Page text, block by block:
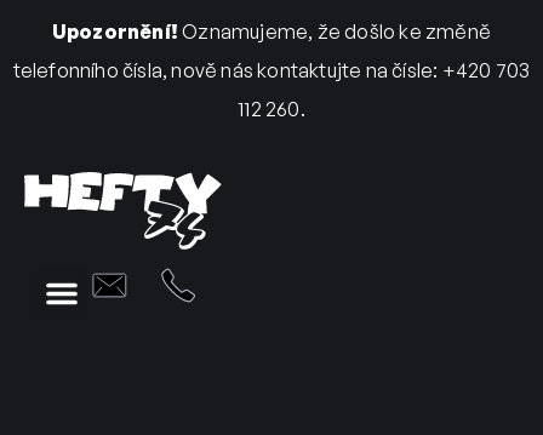
Upozornění! Oznamujeme, že došlo ke změně
telefonního čísla, nově nás kontaktujte na čísle: +420 703
112 260.